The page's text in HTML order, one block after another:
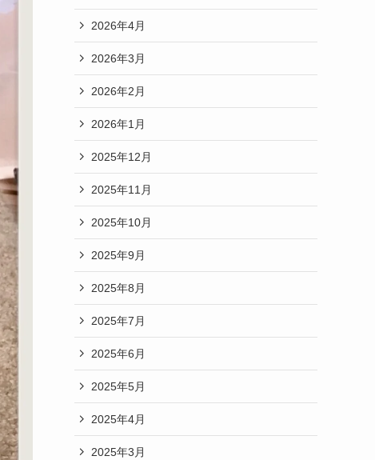
2026年4月
2026年3月
2026年2月
2026年1月
2025年12月
2025年11月
2025年10月
2025年9月
2025年8月
2025年7月
2025年6月
2025年5月
2025年4月
2025年3月